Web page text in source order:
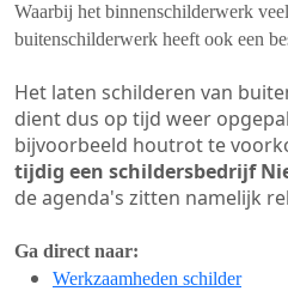
Waarbij het binnenschilderwerk
buitenschilderwerk heeft ook een
Het laten schilderen van
dient dus op tijd weer
bijvoorbeeld houtrot te
tijdig een schildersbedrijf
de agenda's zitten namelijk
Ga direct naar:
Werkzaamheden schilder